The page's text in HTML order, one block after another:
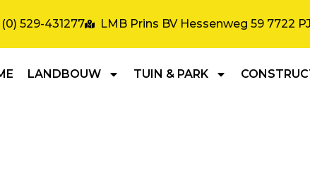
(0) 529-431277 LMB Prins BV Hessenweg 59 7722
LANDBOUW TUIN & PARK